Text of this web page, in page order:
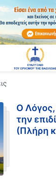
Ο Λόγος,
την
(Πλήρη